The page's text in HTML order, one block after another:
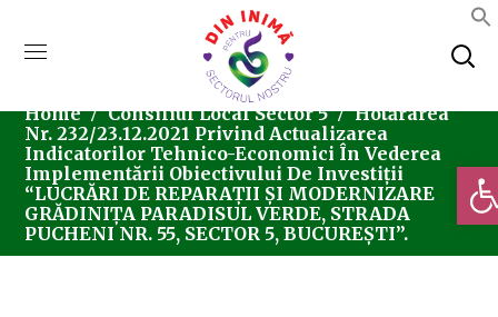
Home Consiliul Local Sector 5
Hotărârea
Nr. 232/23.12.2021 Privind Actualizarea
Indicatorilor Tehnico-Economici În Vederea
Implementării Obiectivului De Investiţii
“LUCRĂRI DE REPARAȚII ȘI MODERNIZARE
GRĂDINIȚA PARADISUL VERDE, STRADA
PUCHENI NR. 55, SECTOR 5, BUCUREȘTI”.